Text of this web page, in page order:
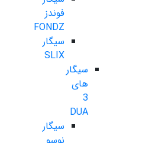
فوندز
FONDZ
سیگار
SLIX
سیگار
های
3
DUA
سیگار